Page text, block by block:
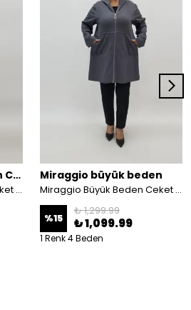
Miraggio Büyük Beden Ceket
Miraggio Büyük Beden Ceket 99063 SİYAH
Miraggio büyük beden
Miraggio Büyük Beden Ceket 99063 ANTRASİT
%15
₺ 1,299.99
₺ 1,099.99
1 Renk 4 Beden